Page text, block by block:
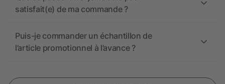
satisfait(e) de ma commande ?
Puis-je commander un échantillon de
l’article promotionnel à l’avance ?